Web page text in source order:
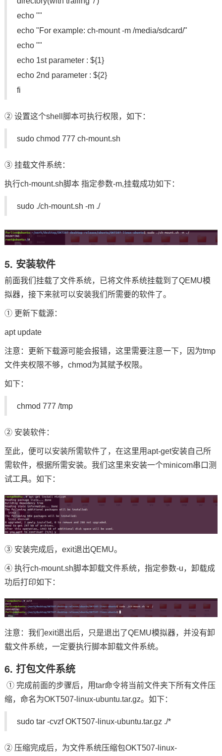
echo ""
echo "For example: ch-mount -m /media/sdcard/"
echo ""
echo 1st parameter : ${1}
echo 2nd parameter : ${2}
fi
② 设置这个shell脚本可执行权限，如下：
sudo chmod 777 ch-mount.sh
③ 挂载文件系统：
执行ch-mount.sh脚本 指定参数-m,挂载成功如下：
sudo ./ch-mount.sh -m ./
5. 安装软件
前面我们挂载了文件系统，已将文件系统挂载到了QEMU模
拟器，接下来就可以安装我们所需要的软件了。
① 更新下载源：
apt update
注意：更新下载源可能会报错，这里需要注意一下，因为tmp
文件夹权限不够，chmod为其赋予权限。
如下：
chmod 777 /tmp
② 安装软件：
至此，便可以安装所需软件了，在这里用apt-get安装自己所
需软件，根据所需安装。我们这里来安装一个minicom串口测
试工具。如下：
③ 安装完成后，exit退出QEMU。
④ 执行ch-mount.sh脚本卸载文件系统，指定参数-u，卸载成
功后打印如下：
注意：我们exit退出后，只是退出了QEMU模拟器，并没有卸
载文件系统，一定要执行脚本卸载文件系统。
6. 打包文件系统
① 完成前面的步骤后，用tar命令将当前文件夹下所有文件压
缩，命名为OKT507-linux-ubuntu.tar.gz。如下：
sudo tar -cvzf OKT507-linux-ubuntu.tar.gz ./*
② 压缩完成后，为文件系统压缩包OKT507-linux-